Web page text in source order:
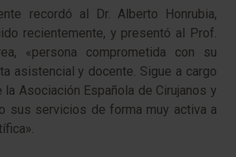
recordó al Dr. Alberto Honrubia,
recientemente, y presentó al Prof.
«persona comprometida con su
asistencial y docente. Sigue a cargo
la Asociación Española de Cirujanos y
sus servicios de forma muy activa a